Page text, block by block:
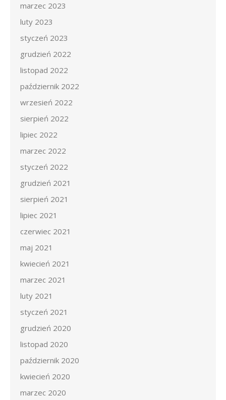
marzec 2023
luty 2023
styczeń 2023
grudzień 2022
listopad 2022
październik 2022
wrzesień 2022
sierpień 2022
lipiec 2022
marzec 2022
styczeń 2022
grudzień 2021
sierpień 2021
lipiec 2021
czerwiec 2021
maj 2021
kwiecień 2021
marzec 2021
luty 2021
styczeń 2021
grudzień 2020
listopad 2020
październik 2020
kwiecień 2020
marzec 2020